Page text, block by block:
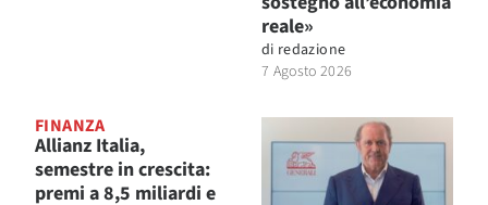
reale»
di redazione
7 Agosto 2026
FINANZA
Allianz Italia,
semestre in crescita:
premi a 8,5 miliardi e